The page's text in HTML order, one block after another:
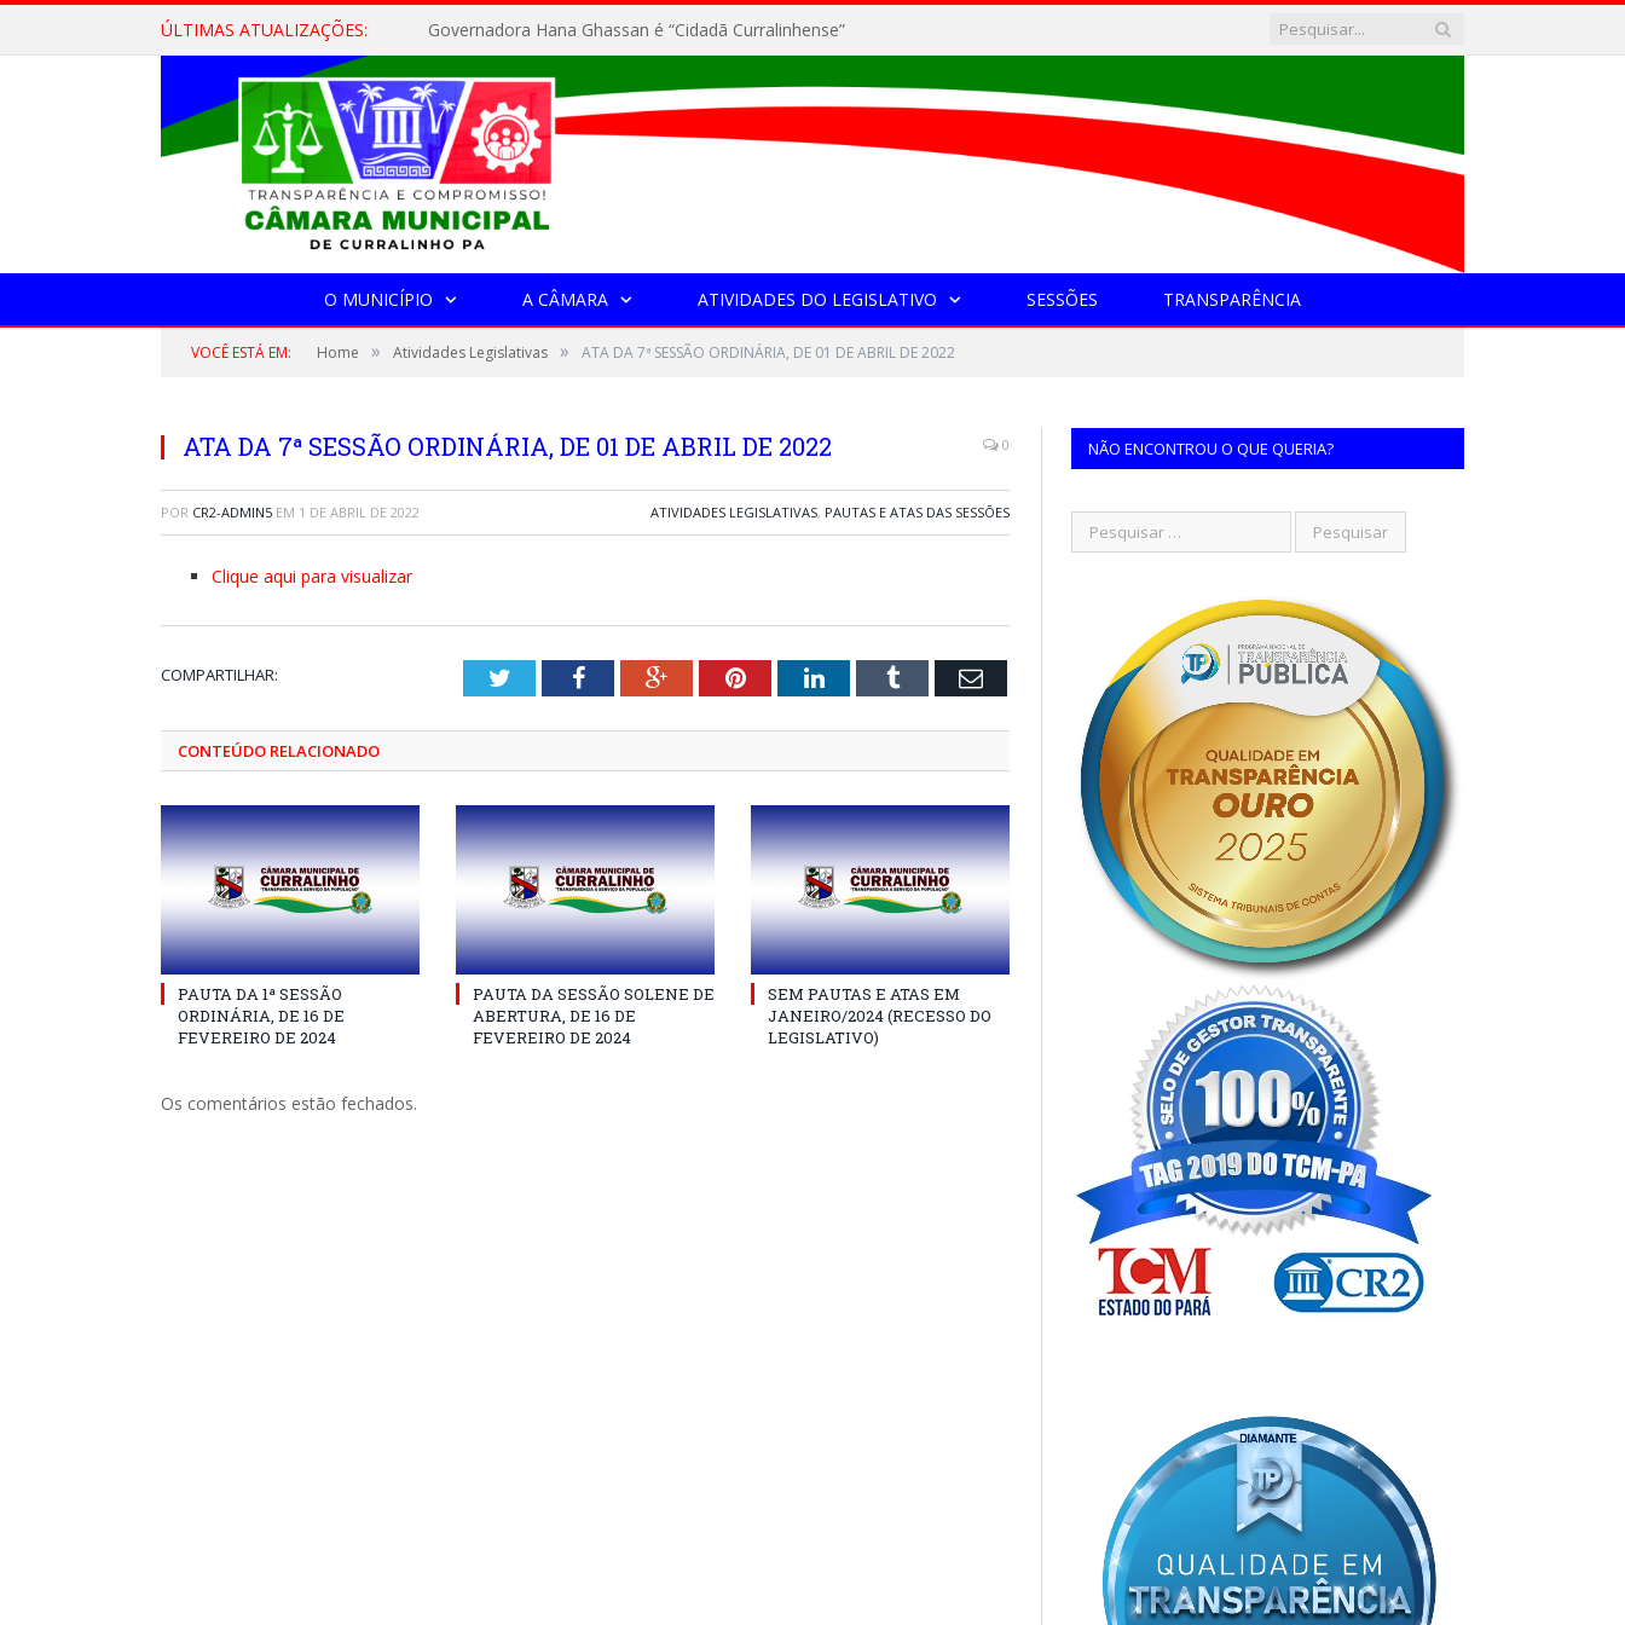
ÚLTIMAS ATUALIZAÇÕES: Governadora Hana Ghassan é “Cidadã Curralinhense”
O MUNICÍPIO A CÂMARA ATIVIDADES DO LEGISLATIVO SESSÕES TRANSPARÊNCIA
VOCÊ ESTÁ EM: Home » Atividades Legislativas » ATA DA 7ª SESSÃO ORDINÁRIA, DE 01 DE ABRIL DE 2022
ATA DA 7ª SESSÃO ORDINÁRIA, DE 01 DE ABRIL DE 2022 0
POR CR2-ADMIN5 EM 1 DE ABRIL DE 2022 ATIVIDADES LEGISLATIVAS, PAUTAS E ATAS DAS SESSÕES
Clique aqui para visualizar
COMPARTILHAR: TwitterFacebookGoogle+PinterestLinkedInTumblr Email
CONTEÚDO RELACIONADO
PAUTA DA 1ª SESSÃO
ORDINÁRIA, DE 16 DE
FEVEREIRO DE 2024
PAUTA DA SESSÃO SOLENE DE
ABERTURA, DE 16 DE
FEVEREIRO DE 2024
SEM PAUTAS E ATAS EM
JANEIRO/2024 (RECESSO DO
LEGISLATIVO)
Os comentários estão fechados.
NÃO ENCONTROU O QUE QUERIA?